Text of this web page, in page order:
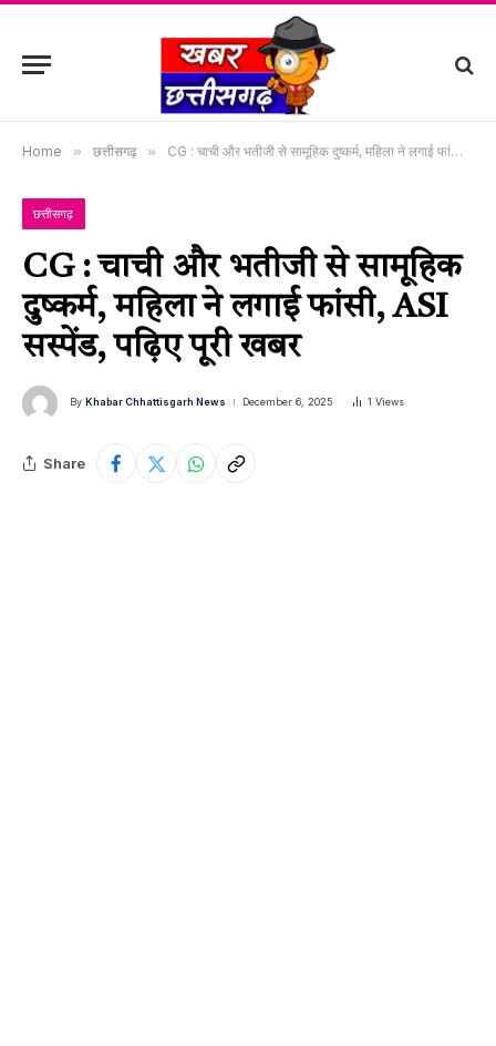
Home » छत्तीसगढ़ » CG : चाची और भतीजी से सामूहिक दुष्कर्म, महिला ने लगाई फांसी, ASI सस्पेंड, पढ़िए पूरी खबर
छत्तीसगढ़
CG : चाची और भतीजी से सामूहिक
दुष्कर्म, महिला ने लगाई फांसी, ASI
सस्पेंड, पढ़िए पूरी खबर
By Khabar Chhattisgarh News December 6, 2025 1 Views
Share